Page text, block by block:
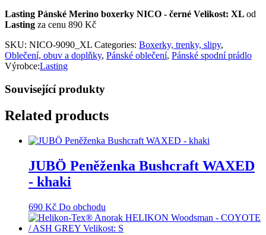
Lasting Pánské Merino boxerky NICO - černé Velikost: XL od
Lasting za cenu 890 Kč
SKU: NICO-9090_XL Categories: Boxerky, trenky, slipy,
Oblečení, obuv a doplňky, Pánské oblečení, Pánské spodní prádlo
Výrobce:Lasting
Související produkty
Related products
JUBÖ Peněženka Bushcraft WAXED
- khaki
690 Kč Do obchodu